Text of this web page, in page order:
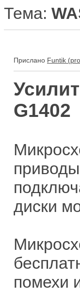
Тема:
Прислано Funtik
G1402
диски
помехи